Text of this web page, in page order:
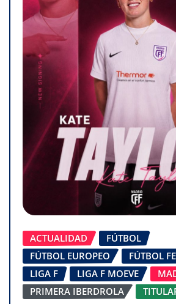
ACTUALIDAD
FÚTBOL
FÚTBOL EUROPEO
FÚTBOL
LIGA F
LIGA F MOEVE
PRIMERA IBERDROLA